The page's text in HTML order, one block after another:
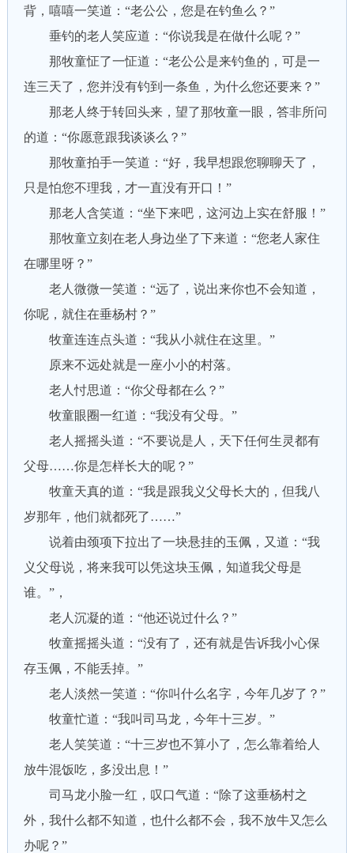
背，嘻嘻一笑道：“老公公，您是在钓鱼么？”
垂钓的老人笑应道：“你说我是在做什么呢？”
那牧童怔了一怔道：“老公公是来钓鱼的，可是一
连三天了，您并没有钓到一条鱼，为什么您还要来？”
那老人终于转回头来，望了那牧童一眼，答非所问
的道：“你愿意跟我谈谈么？”
那牧童拍手一笑道：“好，我早想跟您聊聊天了，
只是怕您不理我，才一直没有开口！”
那老人含笑道：“坐下来吧，这河边上实在舒服！”
那牧童立刻在老人身边坐了下来道：“您老人家住
在哪里呀？”
老人微微一笑道：“远了，说出来你也不会知道，
你呢，就住在垂杨村？”
牧童连连点头道：“我从小就住在这里。”
原来不远处就是一座小小的村落。
老人忖思道：“你父母都在么？”
牧童眼圈一红道：“我没有父母。”
老人摇摇头道：“不要说是人，天下任何生灵都有
父母……你是怎样长大的呢？”
牧童天真的道：“我是跟我义父母长大的，但我八
岁那年，他们就都死了……”
说着由颈项下拉出了一块悬挂的玉佩，又道：“我
义父母说，将来我可以凭这块玉佩，知道我父母是
谁。”，
老人沉凝的道：“他还说过什么？”
牧童摇摇头道：“没有了，还有就是告诉我小心保
存玉佩，不能丢掉。”
老人淡然一笑道：“你叫什么名字，今年几岁了？”
牧童忙道：“我叫司马龙，今年十三岁。”
老人笑笑道：“十三岁也不算小了，怎么靠着给人
放牛混饭吃，多没出息！”
司马龙小脸一红，叹口气道：“除了这垂杨村之
外，我什么都不知道，也什么都不会，我不放牛又怎么
办呢？”